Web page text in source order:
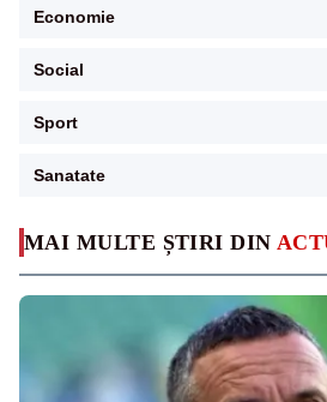
MAI MULTE ȘTIRI DIN
Economie
Social
Sport
Sanatate